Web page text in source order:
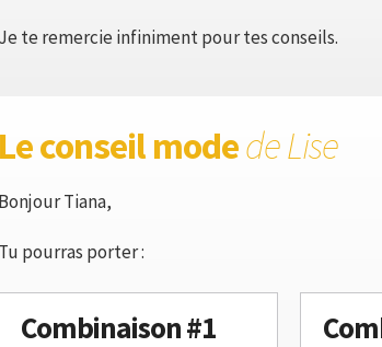
Je te remercie infiniment pour tes conseils.
Le conseil modede Lise
Bonjour Tiana,
Tu pourras porter :
Combinaison #1